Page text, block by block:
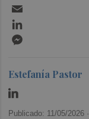
Estefanía Pastor
Publicado: 11/05/2026 ·